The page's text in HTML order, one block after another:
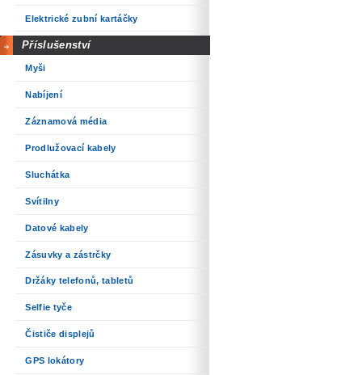
Elektrické zubní kartáčky
Příslušenství
Myši
Nabíjení
Záznamová média
Prodlužovací kabely
Sluchátka
Svítilny
Datové kabely
Zásuvky a zástrčky
Držáky telefonů, tabletů
Selfie tyče
Čističe displejů
GPS lokátory